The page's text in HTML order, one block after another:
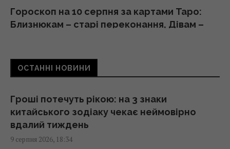
Гороскоп на 10 серпня за картами Таро:
Близнюкам – старі переконання, Дівам –
віком у тисячі років: чому він не псується
17:34 неділя, 09 серпня 2026
Україна з прохача допомоги
ОСТАННІ НОВИНИ
Гроші потечуть рікою: на 3 знаки
китайського зодіаку чекає неймовірно
вдалий тиждень
9 серпня 2026, 18:34